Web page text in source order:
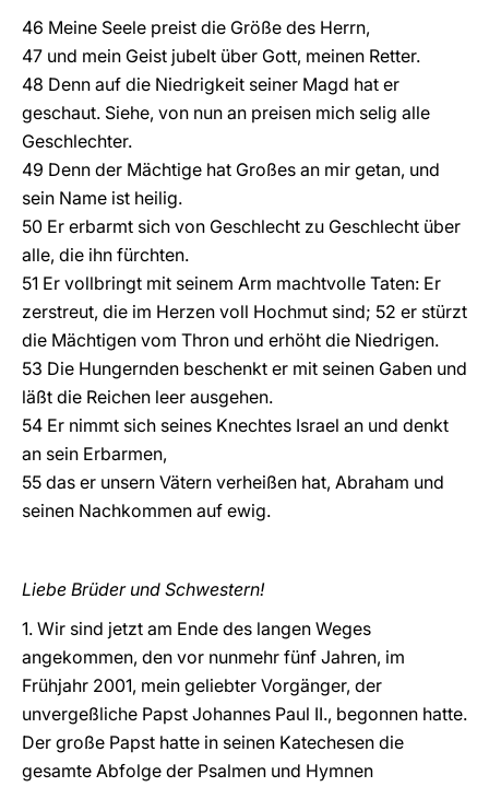
46 Meine Seele preist die Größe des Herrn,
47 und mein Geist jubelt über Gott, meinen Retter.
48 Denn auf die Niedrigkeit seiner Magd hat er
geschaut. Siehe, von nun an preisen mich selig alle
Geschlechter.
49 Denn der Mächtige hat Großes an mir getan, und
sein Name ist heilig.
50 Er erbarmt sich von Geschlecht zu Geschlecht über
alle, die ihn fürchten.
51 Er vollbringt mit seinem Arm machtvolle Taten: Er
zerstreut, die im Herzen voll Hochmut sind; 52 er stürzt
die Mächtigen vom Thron und erhöht die Niedrigen.
53 Die Hungernden beschenkt er mit seinen Gaben und
läßt die Reichen leer ausgehen.
54 Er nimmt sich seines Knechtes Israel an und denkt
an sein Erbarmen,
55 das er unsern Vätern verheißen hat, Abraham und
seinen Nachkommen auf ewig.
Liebe Brüder und Schwestern!
1. Wir sind jetzt am Ende des langen Weges
angekommen, den vor nunmehr fünf Jahren, im
Frühjahr 2001, mein geliebter Vorgänger, der
unvergeßliche Papst Johannes Paul II., begonnen hatte.
Der große Papst hatte in seinen Katechesen die
gesamte Abfolge der Psalmen und Hymnen